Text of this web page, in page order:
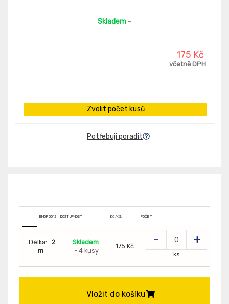
Skladem -
175 Kč
včetně DPH
Zvolit počet kusů
Potřebuji poradit
EMOP0512 DOSTUPNOST KČ/KS: POČET
Délka:
2
m
Skladem
- 4 kusy
175 Kč - +
ks
Vložit do košíku